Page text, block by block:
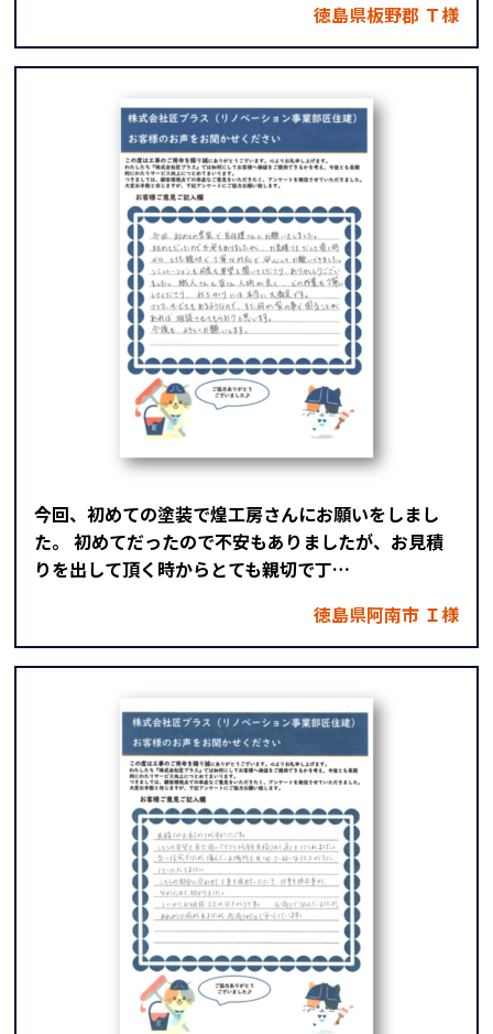
徳島県板野郡 Ｔ様
今回、初めての塗装で煌工房さんにお願いをしまし
た。 初めてだったので不安もありましたが、お見積
りを出して頂く時からとても親切で丁…
徳島県阿南市 Ｉ様